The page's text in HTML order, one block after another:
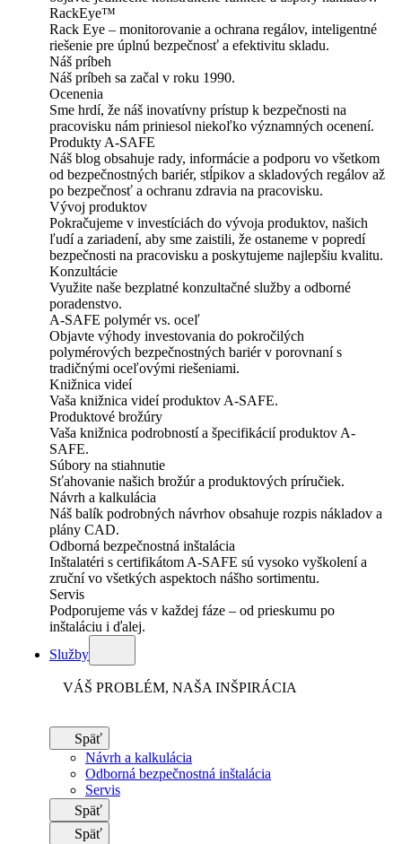
RackEye™
Rack Eye – monitorovanie a ochrana regálov, inteligentné
riešenie pre úplnú bezpečnosť a efektivitu skladu.
Náš príbeh
Náš príbeh sa začal v roku 1990.
Ocenenia
Sme hrdí, že náš inovatívny prístup k bezpečnosti na
pracovisku nám priniesol niekoľko významných ocenení.
Produkty A-SAFE
Náš blog obsahuje rady, informácie a podporu vo všetkom
od bezpečnostných bariér, stĺpikov a skladových regálov až
po bezpečnosť a ochranu zdravia na pracovisku.
Vývoj produktov
Pokračujeme v investíciách do vývoja produktov, našich
ľudí a zariadení, aby sme zaistili, že ostaneme v popredí
bezpečnosti na pracovisku a poskytujeme najlepšiu kvalitu.
Konzultácie
Využite naše bezplatné konzultačné služby a odborné
poradenstvo.
A-SAFE polymér vs. oceľ
Objavte výhody investovania do pokročilých
polymérových bezpečnostných bariér v porovnaní s
tradičnými oceľovými riešeniami.
Knižnica videí
Vaša knižnica videí produktov A-SAFE.
Produktové brožúry
Vaša knižnica podrobností a špecifikácií produktov A-
SAFE.
Súbory na stiahnutie
Sťahovanie našich brožúr a produktových príručiek.
Návrh a kalkulácia
Náš balík podrobných návrhov obsahuje rozpis nákladov a
plány CAD.
Odborná bezpečnostná inštalácia
Inštalatéri s certifikátom A-SAFE sú vysoko vyškolení a
zruční vo všetkých aspektoch nášho sortimentu.
Servis
Podporujeme vás v každej fáze – od prieskumu po
inštaláciu i ďalej.
Služby
VÁŠ PROBLÉM, NAŠA INŠPIRÁCIA
Späť
Návrh a kalkulácia
Odborná bezpečnostná inštalácia
Servis
Späť
Späť